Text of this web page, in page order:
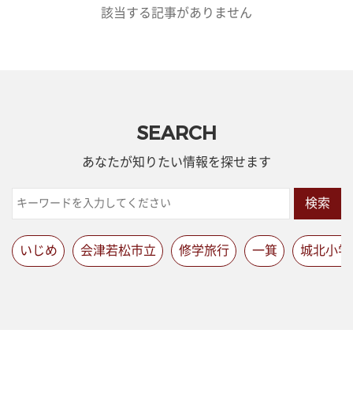
該当する記事がありません
SEARCH
あなたが知りたい情報を探せます
検索
いじめ 会津若松市立 修学旅行 一箕 城北小